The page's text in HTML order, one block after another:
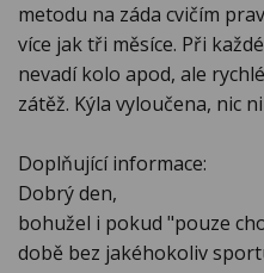
metodu na záda cvičím
více jak tři měsíce. Při
nevadí kolo apod, ale
zátěž. Kýla vyloučena, nic
Doplňující informace:
Dobrý den,
bohužel i pokud "pouze
době bez jakéhokoliv